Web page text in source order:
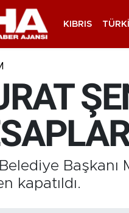
KIBRIS
Başkanı
kapatıldı.